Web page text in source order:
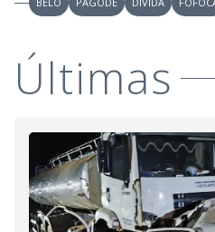
i
d
e
o
Últimas